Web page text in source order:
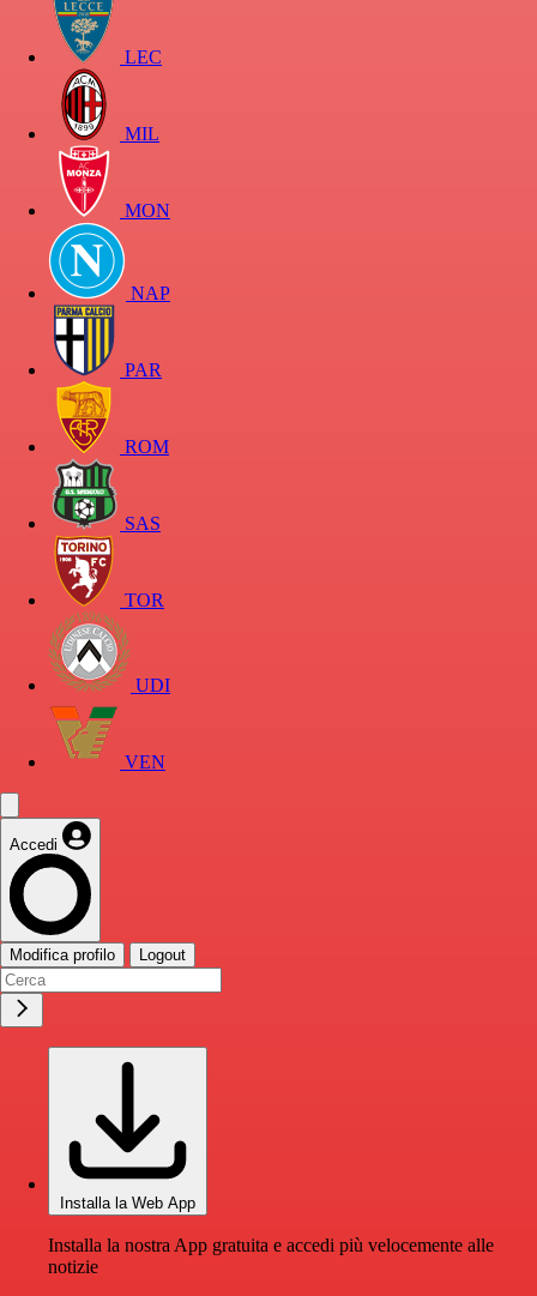
LEC
MIL
MON
NAP
PAR
ROM
SAS
TOR
UDI
VEN
Accedi
Modifica profilo Logout
Installa la Web App
Installa la nostra App gratuita e accedi più velocemente alle
notizie